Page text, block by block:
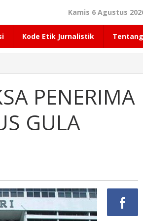
Kamis 6 Agustus
Kode Etik Jurnalistik
PENERIMA
GULA